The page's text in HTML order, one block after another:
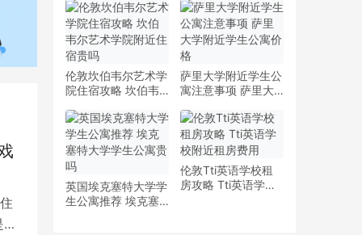
少钱
多少钱一周
伦敦坎伯韦尔艺术学
院住宿攻略 坎伯韦
贵吗
萨里大学附近学生公
寓注意事项 萨里大
英国埃克塞特大学学
生公寓推荐 埃克塞
伦敦Tti英语学校租
房攻略 Tti英语学校